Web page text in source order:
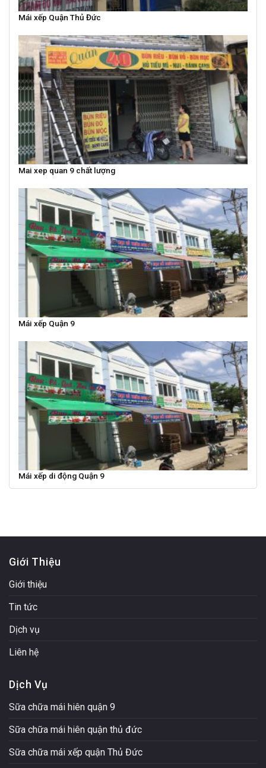
Mái xếp Quận Thủ Đức
Mai xep quan 9 chất lượng
Mái xếp Quận 9
Mái xếp di động Quận 9
Giới Thiệu
Giới thiệu
Tin tức
Dịch vụ
Liên hệ
Dịch Vụ
Sữa chữa mái hiên quận 9
Sữa chữa mái hiên quận thủ đức
Sữa chữa mái xếp quận Thủ Đức